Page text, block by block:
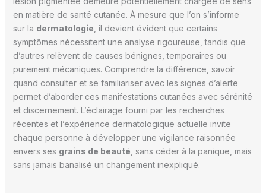
en matière de santé cutanée. À mesure que l’on s’informe
sur la dermatologie , il devient évident que certains
symptômes nécessitent une analyse rigoureuse, tandis que
d’autres relèvent de causes bénignes, temporaires ou
purement mécaniques. Comprendre la différence, savoir
quand consulter et se familiariser avec les signes d’alerte
permet d’aborder ces manifestations cutanées avec sérénité
et discernement. L’éclairage fourni par les recherches
récentes et l’expérience dermatologique actuelle invite
chaque personne à développer une vigilance raisonnée
envers ses grains de beauté , sans céder à la panique, mais
sans jamais banalisé un changement inexpliqué.